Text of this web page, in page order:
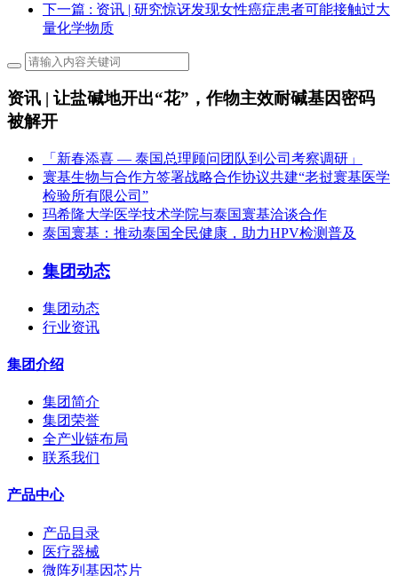
下一篇 : 资讯 | 研究惊讶发现女性癌症患者可能接触过大
量化学物质
资讯 | 让盐碱地开出“花”，作物主效耐碱基因密码
被解开
「新春添喜 — 泰国总理顾问团队到公司考察调研」
寰基生物与合作方签署战略合作协议共建“老挝寰基医学
检验所有限公司”
玛希隆大学医学技术学院与泰国寰基洽谈合作
泰国寰基：推动泰国全民健康，助力HPV检测普及
集团动态
集团动态
行业资讯
集团介绍
集团简介
集团荣誉
全产业链布局
联系我们
产品中心
产品目录
医疗器械
微阵列基因芯片